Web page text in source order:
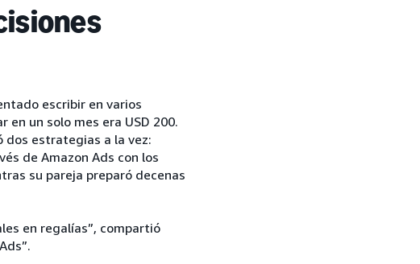
escribir en varios
un solo mes era USD 200.
dos estrategias a la vez:
de Amazon Ads con los
su pareja preparó decenas
en regalías”, compartió